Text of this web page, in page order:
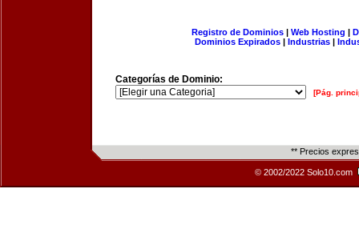
Registro de Dominios| Web Hosting |
Dominios Expirados | Industrias |
Categorías de Dominio:
[Pág.
** Precios
© 2002/2022 Solo10.com